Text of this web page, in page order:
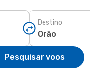
Destino
Pesquisar voos